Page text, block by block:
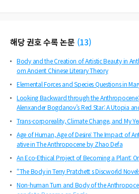
해당 권호 수록 논문 (13)
Body and the Creation of Artistic Beauty in
om Ancient Chinese Literary Theory
Elemental Forces and Species Questions in
Looking Backward through the
Alenxander Bogdanov’s Red Star: A Utopia
Trans-corporeality, Climate Change, and My
Age of Human, Age of Desire: The Impact of
ative in The Anthropocene by Zhao Defa
An Eco-Ethical Project of Becoming a Plant:
“The Body in Terry Pratchett s Discworld
Non-human Turn and Body of the